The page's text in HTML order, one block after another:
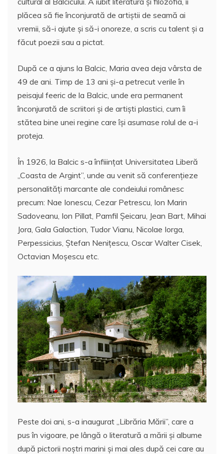
o
k
e
p
l
a
z
ă
plăcea să fie înconjurată de artiștii de seamă ai
vremii, să-i ajute și să-i onoreze, a scris cu talent și a
făcut poezii sau a pictat.
După ce a ajuns la Balcic, Maria avea deja vârsta de
49 de ani. Timp de 13 ani și-a petrecut verile în
peisajul feeric de la Balcic, unde era permanent
înconjurată de scriitori și de artiști plastici, cum îi
stătea bine unei regine care își asumase rolul de a-i
proteja.
În 1926, la Balcic s-a înfiiințat Universitatea Liberă
„Coasta de Argint”, unde au venit să conferențieze
personalități marcante ale condeiului românesc
precum: Nae Ionescu, Cezar Petrescu, Ion Marin
Sadoveanu, Ion Pillat, Pamfil Șeicaru, Jean Bart, Mihai
Jora, Gala Galaction, Tudor Vianu, Nicolae Iorga,
Perpessicius, Ștefan Nenițescu, Oscar Walter Cisek,
Octavian Moșescu etc.
Peste doi ani, s-a inaugurat „Librăria Mării”, care a
pus în vigoare, pe lângă o literatură a mării și albume
după pictorii noștri marini și mai ales după cei care au